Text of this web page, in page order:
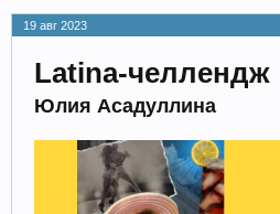
19 авг 2023
Latina-челлендж
Юлия Асадуллина